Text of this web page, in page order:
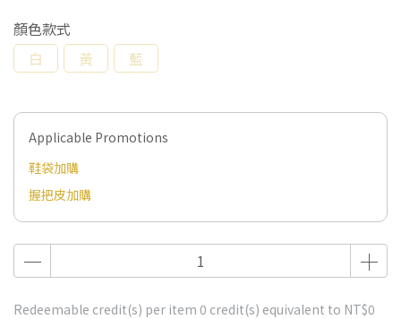
顏色款式
白
黃 藍
Applicable Promotions
鞋袋加購
握把皮加購
Redeemable credit(s) per item 0 credit(s) equivalent to NT$0